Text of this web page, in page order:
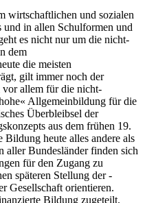
wirtschaftlichen und sozialen
und in allen Schulformen und
es nicht nur um die nicht-
dem
die meisten
gilt immer noch der
allem für die nicht-
Allgemeinbildung für die
Überbleibsel der
aus dem frühen 19.
Bildung heute alles andere als
aller Bundesländer finden sich
für den Zugang zu
späteren Stellung der
Gesellschaft orientieren.
Bildung zugeteilt.